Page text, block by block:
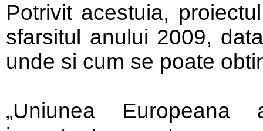
Potrivit acestuia,
sfarsitul anului 2009,
unde si cum se poate
„Uniunea Europeana